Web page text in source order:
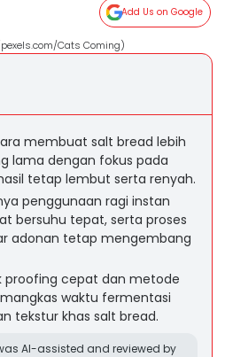
Add Us on Google
Cats Coming)
membuat salt bread lebih
lama dengan fokus pada
tetap lembut serta renyah.
penggunaan ragi instan
bersuhu tepat, serta proses
adonan tetap mengembang
proofing cepat dan metode
waktu fermentasi
tekstur khas salt bread.
AI-assisted and reviewed by